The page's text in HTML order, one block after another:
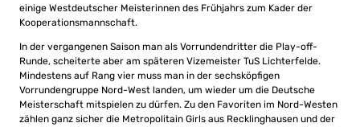
einige Westdeutscher Meisterinnen des Frühjahrs zum Kader der
Kooperationsmannschaft.
In der vergangenen Saison man als Vorrundendritter die Play-off-
Runde, scheiterte aber am späteren Vizemeister TuS Lichterfelde.
Mindestens auf Rang vier muss man in der sechsköpfigen
Vorrundengruppe Nord-West landen, um wieder um die Deutsche
Meisterschaft mitspielen zu dürfen. Zu den Favoriten im Nord-Westen
zählen ganz sicher die Metropolitain Girls aus Recklinghausen und der